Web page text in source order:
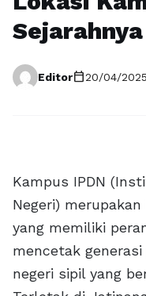
Sejarahnya
Editorcalendar_today20/04/2025
Kampus IPDN
Negeri)
yang memiliki
mencetak
negeri sipil yang